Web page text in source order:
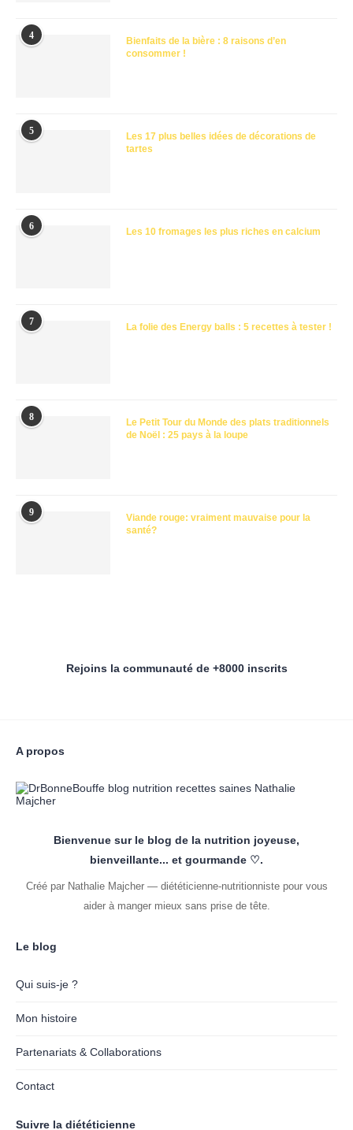
4
Bienfaits de la bière : 8 raisons d’en
consommer !
5
Les 17 plus belles idées de décorations de
tartes
6 Les 10 fromages les plus riches en calcium
7 La folie des Energy balls : 5 recettes à tester !
8
Le Petit Tour du Monde des plats traditionnels
de Noël : 25 pays à la loupe
9
Viande rouge: vraiment mauvaise pour la
santé?
Rejoins la communauté de +8000 inscrits
A propos
Bienvenue sur le blog de la nutrition joyeuse,
bienveillante... et gourmande ♡.
Créé par Nathalie Majcher — diététicienne-nutritionniste pour vous
aider à manger mieux sans prise de tête.
Le blog
Qui suis-je ?
Mon histoire
Partenariats & Collaborations
Contact
Suivre la diététicienne